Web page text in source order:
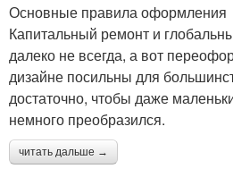
Основные правила оформления
Капитальный ремонт и
далеко не всегда, а вот
дизайне посильны для
достаточно, чтобы даже
немного преобразился.
читать дальше →